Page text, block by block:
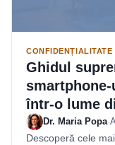
CONFIDENȚIALITATE
Ghidul
într-o lume
Dr. Maria Popa·
Descoperă cele